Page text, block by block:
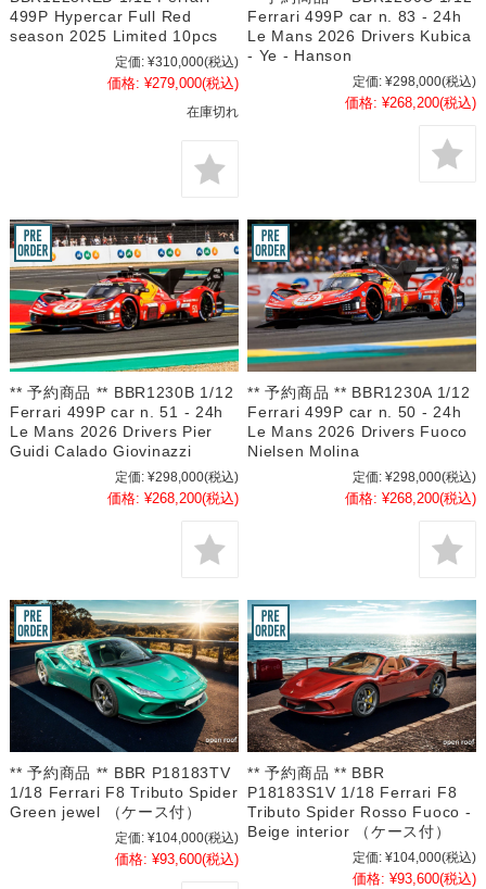
499P Hypercar Full Red
season 2025 Limited 10pcs
定価: ¥310,000(税込)
価格: ¥279,000(税込)
在庫切れ
Ferrari 499P car n. 83 - 24h
Le Mans 2026 Drivers Kubica
- Ye - Hanson
定価: ¥298,000(税込)
価格: ¥268,200(税込)
** 予約商品 ** BBR1230B 1/12
Ferrari 499P car n. 51 - 24h
Le Mans 2026 Drivers Pier
Guidi Calado Giovinazzi
定価: ¥298,000(税込)
価格: ¥268,200(税込)
** 予約商品 ** BBR1230A 1/12
Ferrari 499P car n. 50 - 24h
Le Mans 2026 Drivers Fuoco
Nielsen Molina
定価: ¥298,000(税込)
価格: ¥268,200(税込)
** 予約商品 ** BBR P18183TV
1/18 Ferrari F8 Tributo Spider
Green jewel （ケース付）
定価: ¥104,000(税込)
価格: ¥93,600(税込)
** 予約商品 ** BBR
P18183S1V 1/18 Ferrari F8
Tributo Spider Rosso Fuoco -
Beige interior （ケース付）
定価: ¥104,000(税込)
価格: ¥93,600(税込)